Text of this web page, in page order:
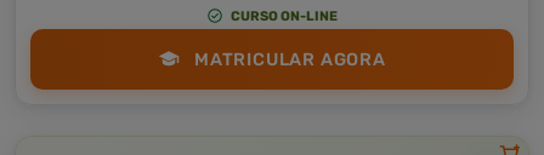
CURSO ON-LINE
MATRICULAR AGORA